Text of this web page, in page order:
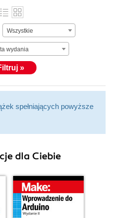
Wszystkie
wydania
»
spełniających powyższe
dla Ciebie